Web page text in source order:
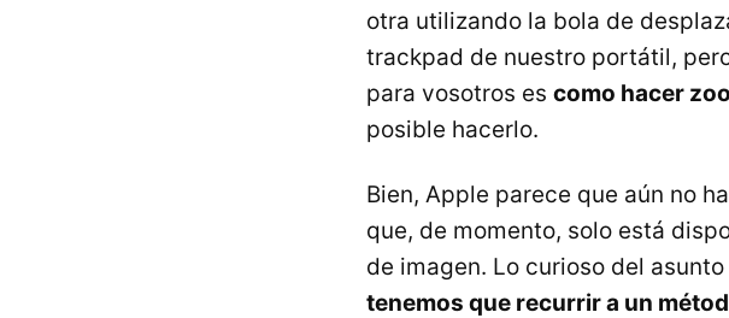
otra utilizando la bola de
trackpad de nuestro portátil,
para vosotros es como hacer
posible hacerlo.
Bien, Apple parece que aún no
que, de momento, solo está
de imagen. Lo curioso del asunto
tenemos que recurrir a un